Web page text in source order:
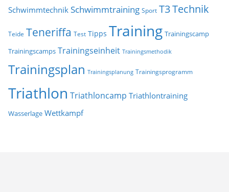
Schwimmtechnik Schwimmtraining Sport T3Technik
Teide Teneriffa Test Tipps Training Trainingscamp
Trainingscamps Trainingseinheit Trainingsmethodik
Trainingsplan Trainingsplanung Trainingsprogramm
Triathlon Triathloncamp Triathlontraining
Wasserlage Wettkampf